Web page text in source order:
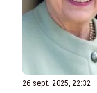
26 sept. 2025, 22:32